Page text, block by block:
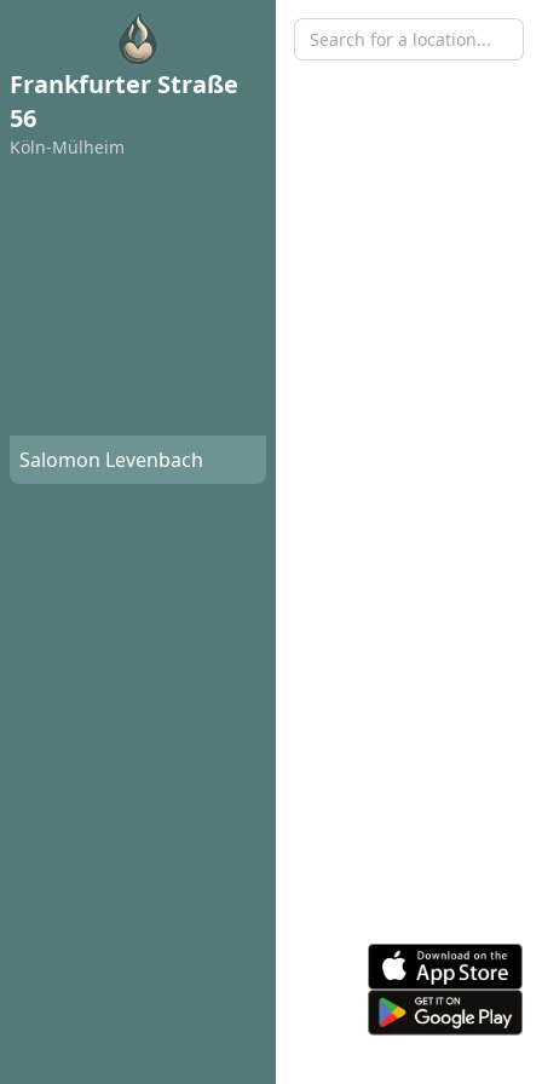
Frankfurter Straße
56
Köln-Mülheim
Salomon Levenbach